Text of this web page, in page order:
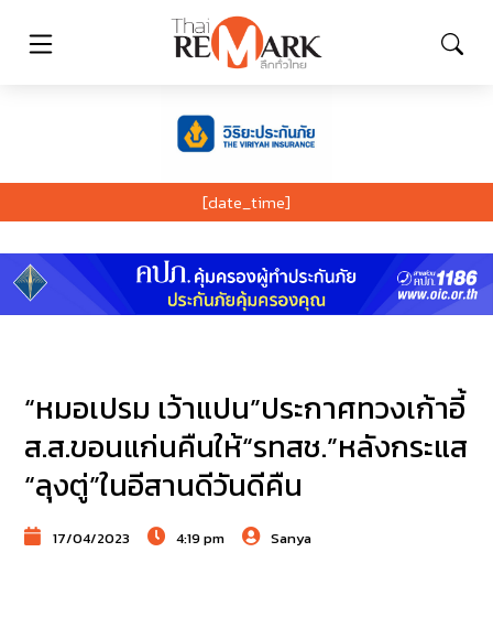
[date_time]
“หมอเปรม เว้าแปน”ประกาศทวงเก้าอี้
ส.ส.ขอนแก่นคืนให้“รทสช.”หลังกระแส
“ลุงตู่”ในอีสานดีวันดีคืน
17/04/2023 4:19 pm Sanya